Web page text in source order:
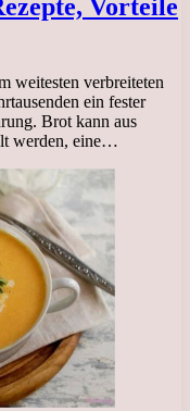
Vorteile
weitesten verbreiteten
ein fester
Brot kann aus
werden, eine…